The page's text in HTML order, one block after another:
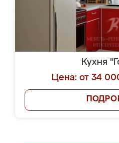
Кухня
Цена: от 34